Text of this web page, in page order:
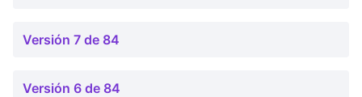
Versión 7 de 84
Versión 6 de 84